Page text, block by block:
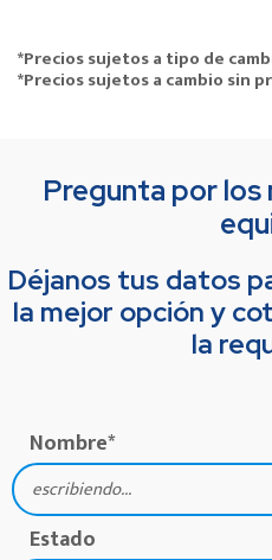
*Precios sujetos a tipo de
*Precios sujetos a cambio sin
Pregunta por
Déjanos tus datos
la mejor opción y
la
Nombre*
Estado